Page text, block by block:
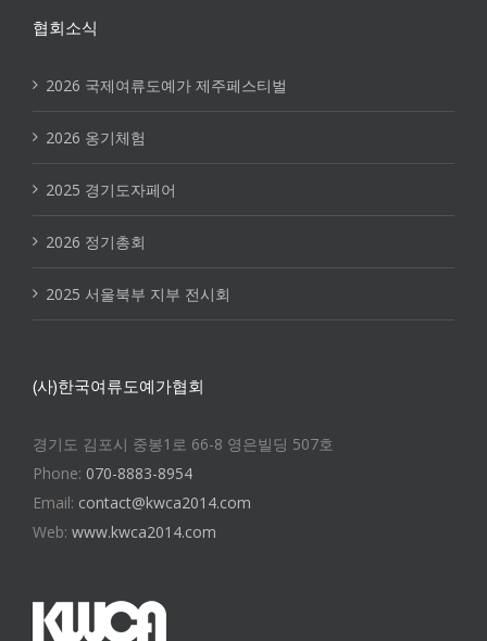
협회소식
2026 국제여류도예가 제주페스티벌
2026 옹기체험
2025 경기도자페어
2026 정기총회
2025 서울북부 지부 전시회
(사)한국여류도예가협회
경기도 김포시 중봉1로 66-8 영은빌딩 507호
Phone: 070-8883-8954
Email: contact@kwca2014.com
Web: www.kwca2014.com